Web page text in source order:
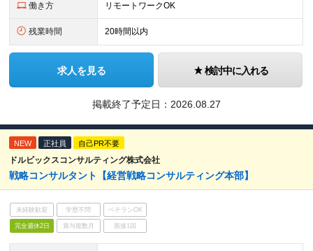
働き方 リモートワークOK
残業時間 20時間以内
求人を見る 検討中に入れる
掲載終了予定日： 2026.08.27
NEW 正社員 自己PR不要
ドルビックスコンサルティング株式会社
戦略コンサルタント【経営戦略コンサルティング本部】
未経験歓迎 学歴不問 ベテランOK
完全週休2日 賞与複数月 面接1回